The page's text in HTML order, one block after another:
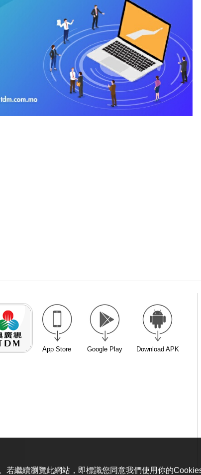
App Store Google Play Download APK
若繼續瀏覽此網站，即標識您同意我們使用你的